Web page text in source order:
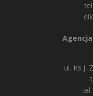
ul. Ks J.